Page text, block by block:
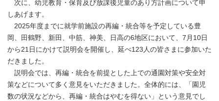
次に、幼児教育・保育及び放課後児童のあり方計画について申
しあげます。
2025年度までに就学前施設の再編・統合等を予定している豊
岡、田鶴野、新田、中筋、神美、日高の6地区において、7月10日
から21日にかけて説明会を開催し、延べ123人の皆さまに参加いた
だきました。
説明会では、再編・統合を前提とした上での通園対策や安全対
策などについて多く意見をいただきました。全体的には、「園児
数の状況などから、再編・統合はやむを得ない」という意見でし